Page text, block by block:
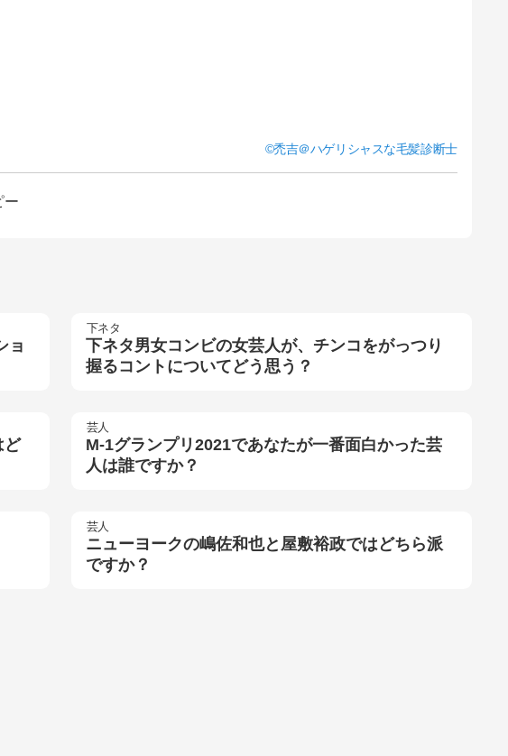
禿吉＠ハゲリシャスな毛髪診断士
ー
ョ
下ネタ
下ネタ男女コンビの女芸人が、チンコをがっつり
握るコントについてどう思う？
ど
芸人
M-1グランプリ2021であなたが一番面白かった芸
人は誰ですか？
芸人
ニューヨークの嶋佐和也と屋敷裕政ではどちら派
ですか？